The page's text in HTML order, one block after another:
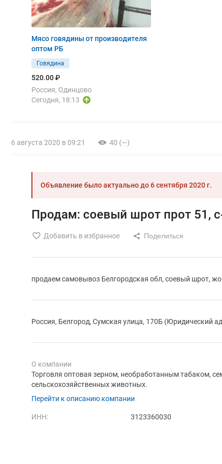
Мясо говядины от производителя
оптом РБ
Говядина
520.00 ₽
Россия, Одинцово
Сегодня, 18:13
6 августа 2020 в 09:21 40 (—)
Объявление было актуально до6 сентября 2020 г.
Продам: соевый шрот прот 51,
Добавить в избранное
продаем самовывоз Белгородская обл, соевый шрот,
Россия, Белгород, Сумская улица, 170Б (Юридический
О компании
Торговля оптовая зерном, необработанным табаком,
сельскохозяйственных животных.
Перейти к описанию компании
ИНН: 3123360030